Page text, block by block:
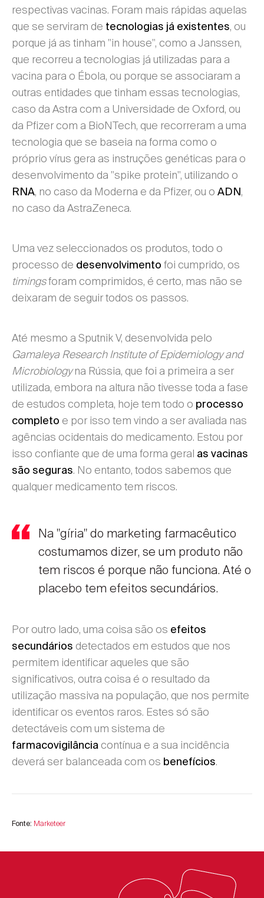
respectivas vacinas. Foram mais rápidas aquelas
que se serviram de tecnologias já existentes, ou
porque já as tinham "in house", como a Janssen,
que recorreu a tecnologias já utilizadas para a
vacina para o Ébola, ou porque se associaram a
outras entidades que tinham essas tecnologias,
caso da Astra com a Universidade de Oxford, ou
da Pfizer com a BioNTech, que recorreram a uma
tecnologia que se baseia na forma como o
próprio vírus gera as instruções genéticas para o
desenvolvimento da "spike protein", utilizando o
RNA, no caso da Moderna e da Pfizer, ou o ADN,
no caso da AstraZeneca.
Uma vez seleccionados os produtos, todo o
processo de desenvolvimento foi cumprido, os
timingsforam comprimidos, é certo, mas não se
deixaram de seguir todos os passos.
Até mesmo a Sputnik V, desenvolvida pelo
Gamaleya Research Institute of Epidemiology and
Microbiologyna Rússia, que foi a primeira a ser
utilizada, embora na altura não tivesse toda a fase
de estudos completa, hoje tem todo o processo
completo e por isso tem vindo a ser avaliada nas
agências ocidentais do medicamento. Estou por
isso confiante que de uma forma geral as vacinas
são seguras. No entanto, todos sabemos que
qualquer medicamento tem riscos.
Na "gíria" do marketing farmacêutico
costumamos dizer, se um produto não
tem riscos é porque não funciona. Até o
placebo tem efeitos secundários.
Por outro lado, uma coisa são os efeitos
secundários detectados em estudos que nos
permitem identificar aqueles que são
significativos, outra coisa é o resultado da
utilização massiva na população, que nos permite
identificar os eventos raros. Estes só são
detectáveis com um sistema de
farmacovigilância contínua e a sua incidência
deverá ser balanceada com os benefícios.
Fonte: Marketeer